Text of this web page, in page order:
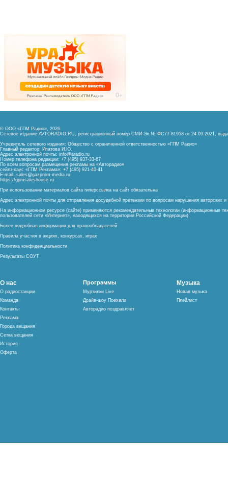
© ООО «ГПМ Радио», 2026
Сетевое издание AVTORADIO.RU, регистрационный номер СМИ Эл № ФС77-81953 от 24.09.2021,
Учредитель сетевого издания: Общество с ограниченной ответственностью «ГПМ Радио»
Главный редактор: Ипатова И.Ю.
Адрес электронной почты: info@aradio.ru
Номер телефона редакции: +7 (495) 937-33-67
По всем вопросам размещения рекламы на «Авторадио»
сейлз-хаус «ГПМ Реклама»: +7 (495) 921-40-41
E-mail: sales@gazprom-media.ru
https://gpmsaleshouse.ru
При использовании материалов сайта гиперссылка на сайт обязательна
Адрес электронной почты для отправления досудебной претензии по вопросам нарушения авторских
На информационном ресурсе (сайте) применяются рекомендательные технологии (информационные
пользователей сети «Интернет», находящихся на территории Российской Федерации)
Более подробная информация для правообладателей
Правила участия в акциях, конкурсах, играх
Политика конфиденциальности
Результаты СОУТ
О нас
О радиостанции
Команда
Контакты
Реклама
Города вещания
Сетка вещания
История
Оферта
Программы
Мурзилки Live
Драйв-шоу Поехали
Авторадио поздравляет
Музыка
Новая музыка
Плейлист